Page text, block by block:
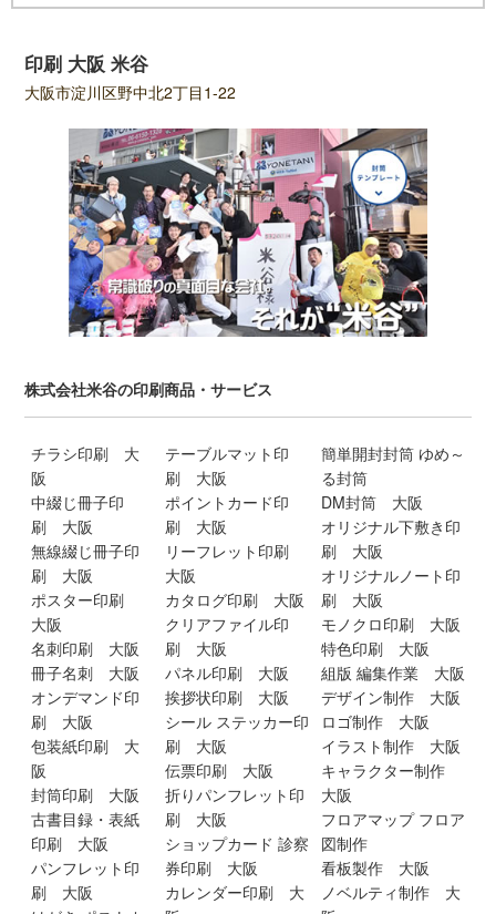
印刷 大阪 米谷
大阪市淀川区野中北2丁目1-22
株式会社米谷の印刷商品・サービス
チラシ印刷 大
阪
中綴じ冊子印
刷 大阪
無線綴じ冊子印
刷 大阪
ポスター印刷
大阪
名刺印刷 大阪
冊子名刺 大阪
オンデマンド印
刷 大阪
包装紙印刷 大
阪
封筒印刷 大阪
古書目録・表紙
印刷 大阪
パンフレット印
刷 大阪
テーブルマット印
刷 大阪
ポイントカード印
刷 大阪
リーフレット印刷
大阪
カタログ印刷 大阪
クリアファイル印
刷 大阪
パネル印刷 大阪
挨拶状印刷 大阪
シール ステッカー印
刷 大阪
伝票印刷 大阪
折りパンフレット印
刷 大阪
ショップカード 診察
券印刷 大阪
カレンダー印刷 大
簡単開封封筒 ゆめ～
る封筒
DM封筒 大阪
オリジナル下敷き印
刷 大阪
オリジナルノート印
刷 大阪
モノクロ印刷 大阪
特色印刷 大阪
組版 編集作業 大阪
デザイン制作 大阪
ロゴ制作 大阪
イラスト制作 大阪
キャラクター制作
大阪
フロアマップ フロア
図制作
看板製作 大阪
ノベルティ制作 大